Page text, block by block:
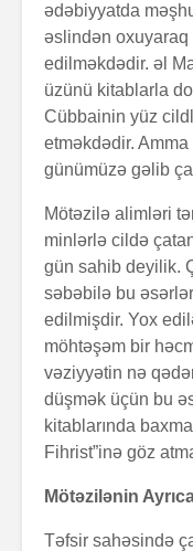
ədəbiyyatda
əslindən
edilməkdədir. əl
üzünü kitablarla
Cübbainin yüz
etməkdədir.
günümüzə gəlib
Mötəzilə alimləri
minlərlə cildə
gün sahib deyilik.
səbəbilə bu
edilmişdir. Yox
möhtəşəm bir
vəziyyətin nə
düşmək üçün bu
kitablarında
Fihrist”inə göz
Mötəzilənin
Təfsir sahəsində